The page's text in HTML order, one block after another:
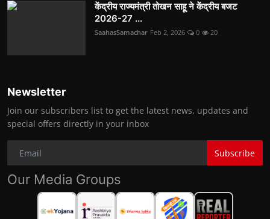
केंद्रीय राज्यमंत्री तोखन साहू ने केंद्रीय बजट
2026-27 ...
SaahasSamachar Feb 2, 2026 0 20
Newsletter
Join our subscribers list to get the latest news, updates and
special offers directly in your inbox
Subscribe
Our Media Groups